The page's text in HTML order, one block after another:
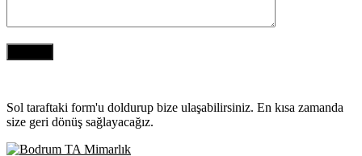
Sol taraftaki form'u doldurup bize ulaşabilirsiniz. En kısa zamanda
size geri dönüş sağlayacağız.